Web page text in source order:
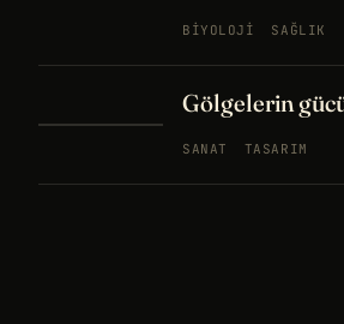
BIYOLOJI SAĞLIK
Gölgelerin
SANAT TASARIM